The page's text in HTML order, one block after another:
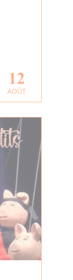
12
AOÛT